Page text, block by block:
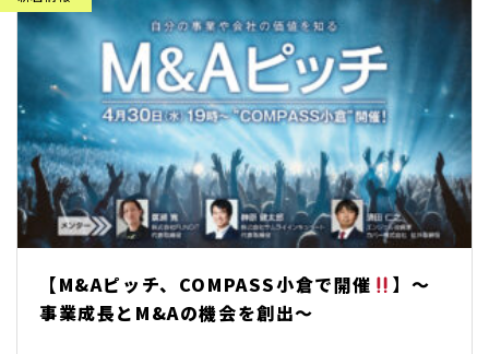
【M&Aピッチ、COMPASS小倉で開催
】～
事業成長とM&Aの機会を創出～